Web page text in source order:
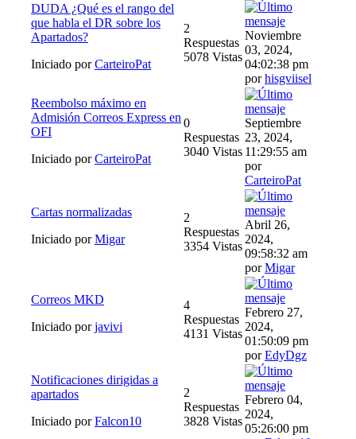
DUDA ¿Qué es el rango del
que habla el DR sobre los
Apartados?
Iniciado porCarteiroPat
2
Respuestas
5078 Vistas
Noviembre
03, 2024,
04:02:38 pm
porhisgviisel
Reembolso máximo en
Admisión Correos Express en
OFI
Iniciado porCarteiroPat
0
Respuestas
3040 Vistas
Septiembre
23, 2024,
11:29:55 am
por
CarteiroPat
Cartas normalizadas
Iniciado porMigar
2
Respuestas
3354 Vistas
Abril 26,
2024,
09:58:32 am
porMigar
Correos MKD
Iniciado porjavivi
4
Respuestas
4131 Vistas
Febrero 27,
2024,
01:50:09 pm
porEdyDgz
Notificaciones dirigidas a
apartados
Iniciado porFalcon10
2
Respuestas
3828 Vistas
Febrero 04,
2024,
05:26:00 pm